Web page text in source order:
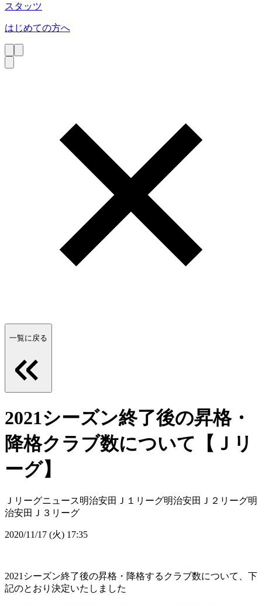
スタッツ
はじめての方へ
一覧に戻る
2021シーズン終了後の昇格・
降格クラブ数について【Ｊリ
ーグ】
Ｊリーグニュース明治安田Ｊ１リーグ明治安田Ｊ２リーグ明
治安田Ｊ３リーグ
2020/11/17 (火) 17:35
2021シーズン終了後の昇格・降格するクラブ数について、下
記のとおり決定いたしました